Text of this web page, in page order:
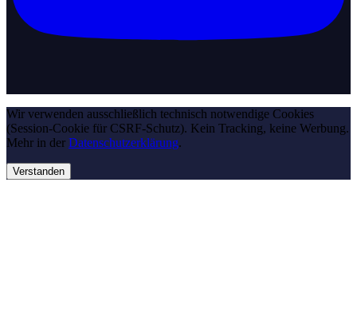
Wir verwenden ausschließlich technisch notwendige Cookies
(Session-Cookie für CSRF-Schutz). Kein Tracking, keine Werbung.
Mehr in der Datenschutzerklärung.
Verstanden